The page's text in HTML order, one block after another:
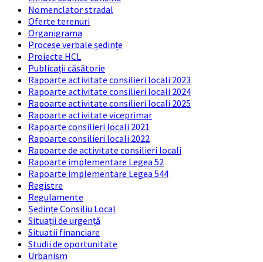
Nomenclator stradal
Oferte terenuri
Organigrama
Procese verbale ședințe
Proiecte HCL
Publicații căsătorie
Rapoarte activitate consilieri locali 2023
Rapoarte activitate consilieri locali 2024
Rapoarte activitate consilieri locali 2025
Rapoarte activitate viceprimar
Rapoarte consilieri locali 2021
Rapoarte consilieri locali 2022
Rapoarte de activitate consilieri locali
Rapoarte implementare Legea 52
Rapoarte implementare Legea 544
Registre
Regulamente
Ședințe Consiliu Local
Situații de urgență
Situatii financiare
Studii de oportunitate
Urbanism